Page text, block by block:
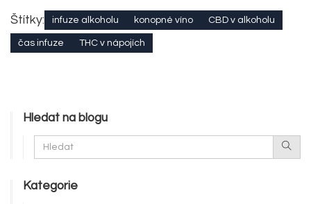
Štítky: infuze alkoholu konopné víno CBD v alkoholu
čas infuze THC v nápojích
Hledat na blogu
Kategorie